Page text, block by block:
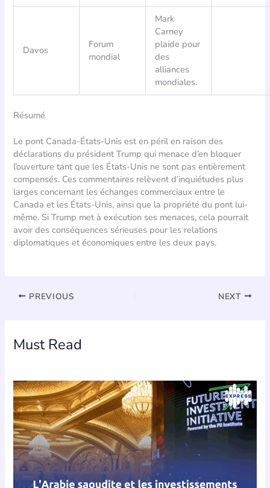
Davos
Forum
mondial
Mark
Carney
plaide pour
des
alliances
mondiales.
Résumé
Le pont Canada-États-Unis est en péril en raison des
déclarations du président Trump qui menace d’en bloquer
l’ouverture tant que les États-Unis ne sont pas entièrement
compensés. Ces commentaires relèvent d’inquiétudes plus
larges concernant les échanges commerciaux entre le
Canada et les États-Unis, ainsi que la propriété du pont lui-
même. Si Trump met à exécution ses menaces, cela pourrait
avoir des conséquences sérieuses pour les relations
diplomatiques et économiques entre les deux pays.
PREVIOUS NEXT
Must Read